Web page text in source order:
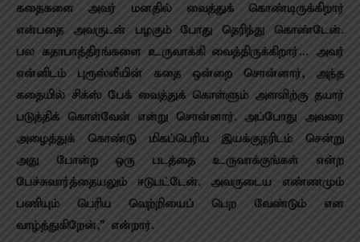
கதைகளை அவர் மனதில் வைத்துக் கொண்டிருக்கிறார்
என்பதை அவருடன் பழகும் போது தெரிந்து கொண்டேன்.
பல கதாபாத்திரங்களை உருவாக்கி வைத்திருக்கிறார்… அவர்
என்னிடம் புரூஸ்லீயின் கதை ஒன்றை சொன்னார், அந்த
கதையில் சிக்ஸ் பேக் வைத்துக் கொள்ளும் அளவிற்கு தயார்
படுத்திக் கொள்வேன் என்று சொன்னார். அப்போது அவரை
அழைத்துக் கொண்டு மிகப்பெரிய இயக்குந‌ரிடம் சென்று
அது போன்ற ஒரு படத்தை உருவாக்குங்கள் என்ற
பேச்சுவார்த்தையலும் ஈடுபட்டேன். அவருடைய எண்ணமும்
பணியும் பெரிய வெற்றியைப் பெற வேண்டும் என
வாழ்த்துகிறேன்,” என்றார்.